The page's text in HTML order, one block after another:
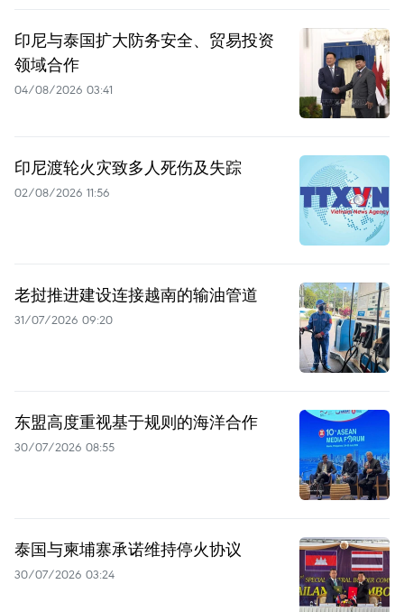
印尼与泰国扩大防务安全、贸易投资
领域合作
04/08/2026 03:41
印尼渡轮火灾致多人死伤及失踪
02/08/2026 11:56
老挝推进建设连接越南的输油管道
31/07/2026 09:20
东盟高度重视基于规则的海洋合作
30/07/2026 08:55
泰国与柬埔寨承诺维持停火协议
30/07/2026 03:24